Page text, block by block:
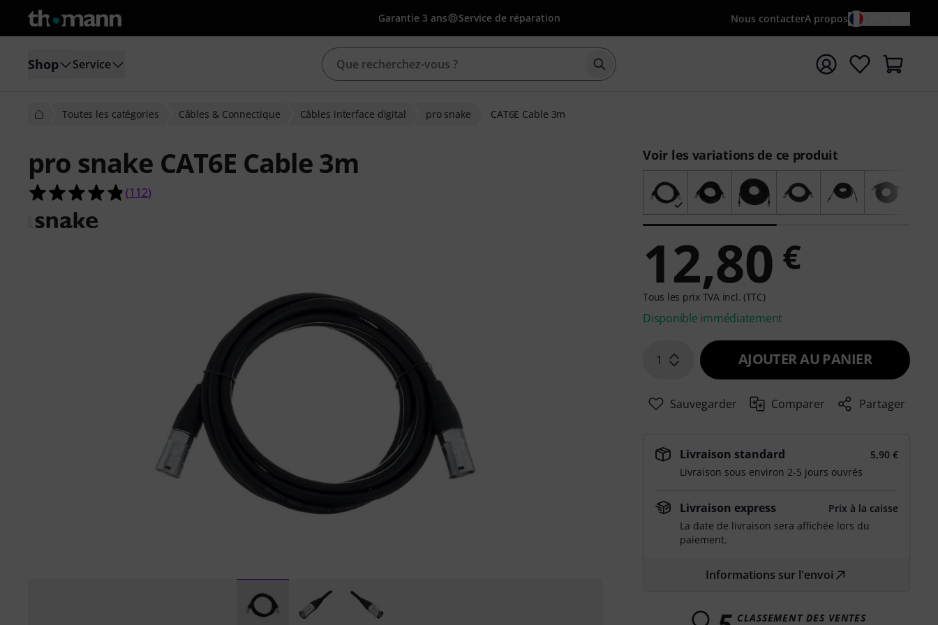
Garantie 3 ans Service de réparation Nous contacterA propos
Shop Service Démarrer la recherche avec le terme de recherche
Toutes les catégories Câbles & Connectique Câbles interface digital pro snake CAT6E Cable 3m
pro snake CAT6E Cable 3m
4.8 étoiles sur 5 d'après 112 évaluations clients
(112)
Voir les variations de ce produit
12,80 €
Tous les prix TVA incl. (TTC)
Disponible immédiatement
1 AJOUTER AU PANIER
Sauvegarder Comparer Partager
Livraison standard
5,90 €
Livraison sous environ 2-5 jours ouvrés
Livraison express
Prix à la caisse
La date de livraison sera affichée lors du
paiement.
Informations sur l'envoi
CLASSEMENT DES VENTES